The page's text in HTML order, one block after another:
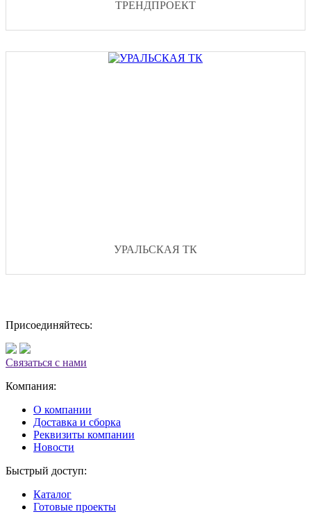
ТРЕНДПРОЕКТ
УРАЛЬСКАЯ ТК
Присоединяйтесь:
Связаться с нами
Компания:
О компании
Доставка и сборка
Реквизиты компании
Новости
Быстрый доступ:
Каталог
Готовые проекты